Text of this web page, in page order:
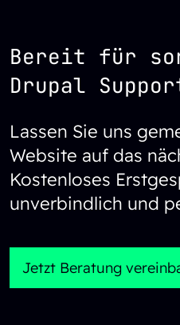
Bereit für
Drupal
Lassen Sie uns
Website auf das
Kostenloses
unverbindlich und
Jetzt Beratung